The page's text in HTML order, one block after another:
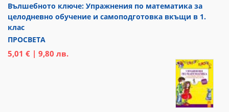
Вълшебното ключе: Упражнения по математика за
целодневно обучение и самоподготовка вкъщи в 1.
клас
ПРОСВЕТА
5,01 € | 9,80 лв.